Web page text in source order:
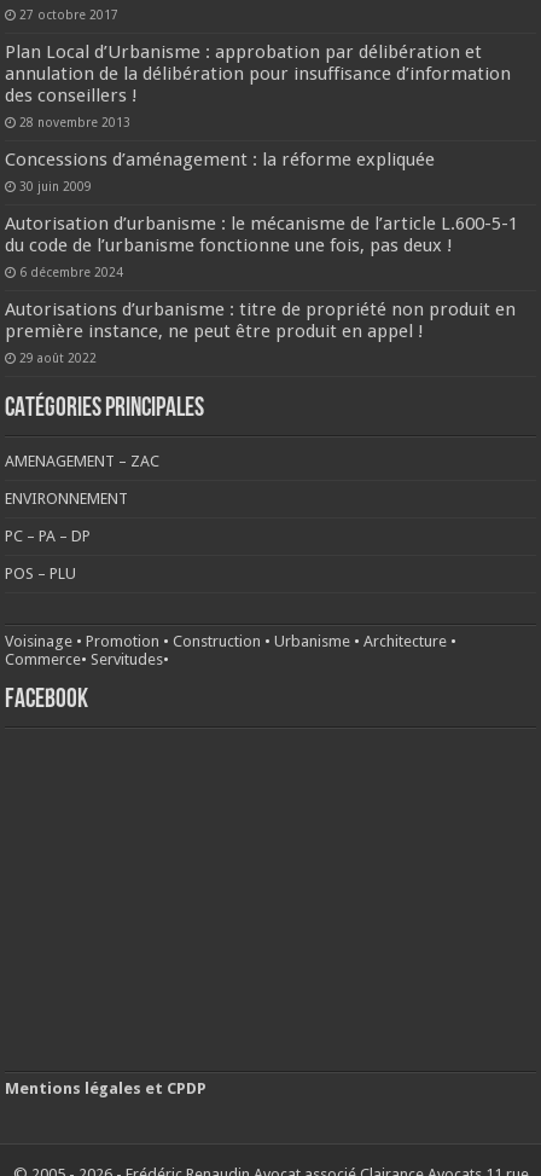
27 octobre 2017
Plan Local d’Urbanisme : approbation par délibération et
annulation de la délibération pour insuffisance d’information
des conseillers !
28 novembre 2013
Concessions d’aménagement : la réforme expliquée
30 juin 2009
Autorisation d’urbanisme : le mécanisme de l’article L.600-5-1
du code de l’urbanisme fonctionne une fois, pas deux !
6 décembre 2024
Autorisations d’urbanisme : titre de propriété non produit en
première instance, ne peut être produit en appel !
29 août 2022
CATÉGORIES PRINCIPALES
AMENAGEMENT – ZAC
ENVIRONNEMENT
PC – PA – DP
POS – PLU
Voisinage •Promotion •Construction •Urbanisme •Architecture •
Commerce• Servitudes•
FACEBOOK
Mentions légales et CPDP